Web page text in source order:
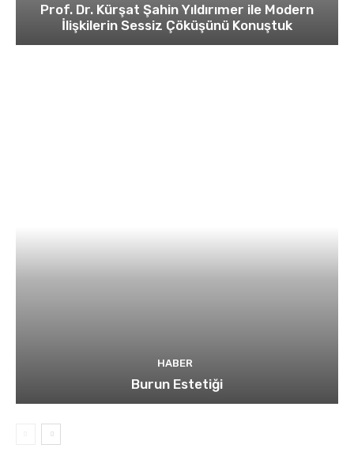
Prof. Dr. Kürşat Şahin Yıldırımer ile Modern
İlişkilerin Sessiz Çöküşünü Konuştuk
HABER
Burun Estetiği